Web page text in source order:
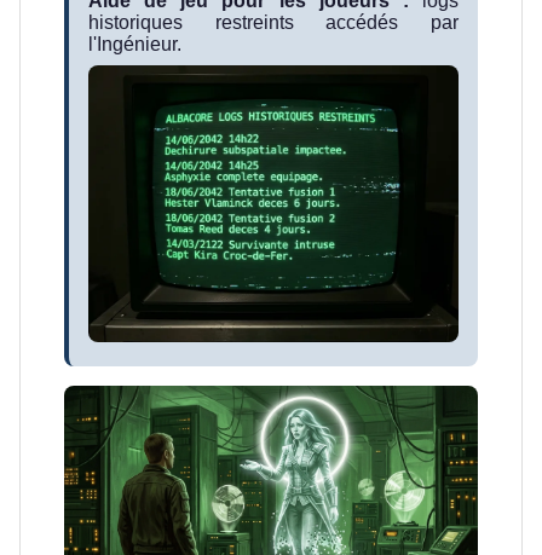
historiques restreints accédés par
l'Ingénieur.